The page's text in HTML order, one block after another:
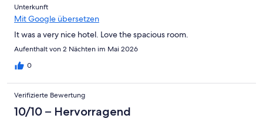
Unterkunft
Mit Google übersetzen
It was a very nice hotel. Love the spacious room.
Aufenthalt von 2 Nächten im Mai 2026
0
Verifizierte Bewertung
10/10 – Hervorragend